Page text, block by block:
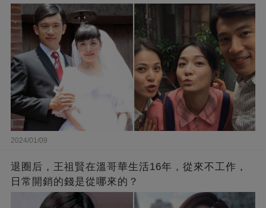
原因曝光
2024/01/09
退圈后，王祖賢在溫哥華生活16年，從來不工作，
日常開銷的錢是從哪來的？